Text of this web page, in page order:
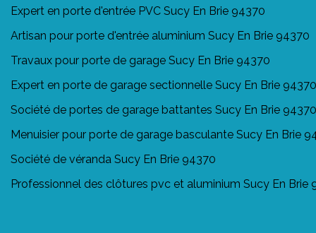
Expert en porte d'entrée PVC Sucy En Brie 94370
Artisan pour porte d'entrée aluminium Sucy En Brie 94370
Travaux pour porte de garage Sucy En Brie 94370
Expert en porte de garage sectionnelle Sucy En Brie 94370
Société de portes de garage battantes Sucy En Brie 94370
Menuisier pour porte de garage basculante Sucy En Brie
Société de véranda Sucy En Brie 94370
Professionnel des clôtures pvc et aluminium Sucy En Brie